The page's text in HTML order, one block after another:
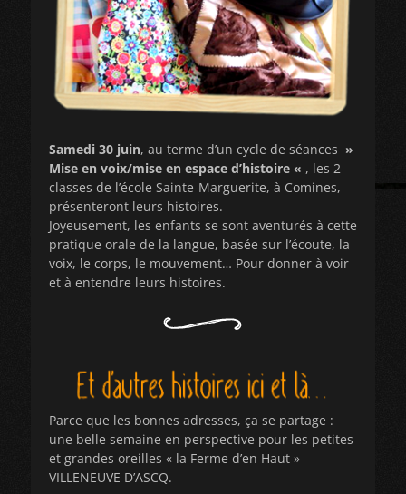
Samedi 30 juin, au terme d’un cycle de séances »
Mise en voix/mise en espace d’histoire « , les 2
classes de l’école Sainte-Marguerite, à Comines,
présenteront leurs histoires.
Joyeusement, les enfants se sont aventurés à cette
pratique orale de la langue, basée sur l’écoute, la
voix, le corps, le mouvement… Pour donner à voir
et à entendre leurs histoires.
Parce que les bonnes adresses, ça se partage :
une belle semaine en perspective pour les petites
et grandes oreilles « la Ferme d’en Haut »
VILLENEUVE D’ASCQ.